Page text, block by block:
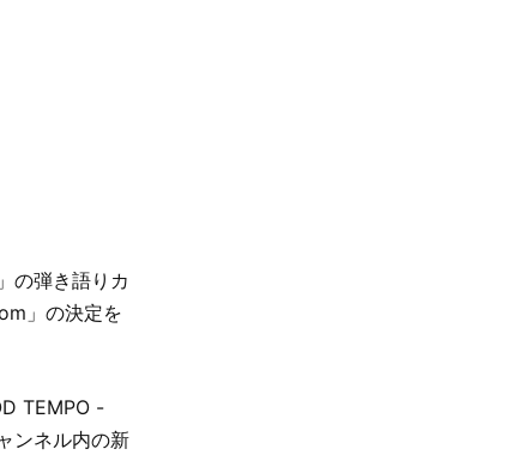
の弾き語りカ
」の決定を
TEMPO -
ンネル内の新